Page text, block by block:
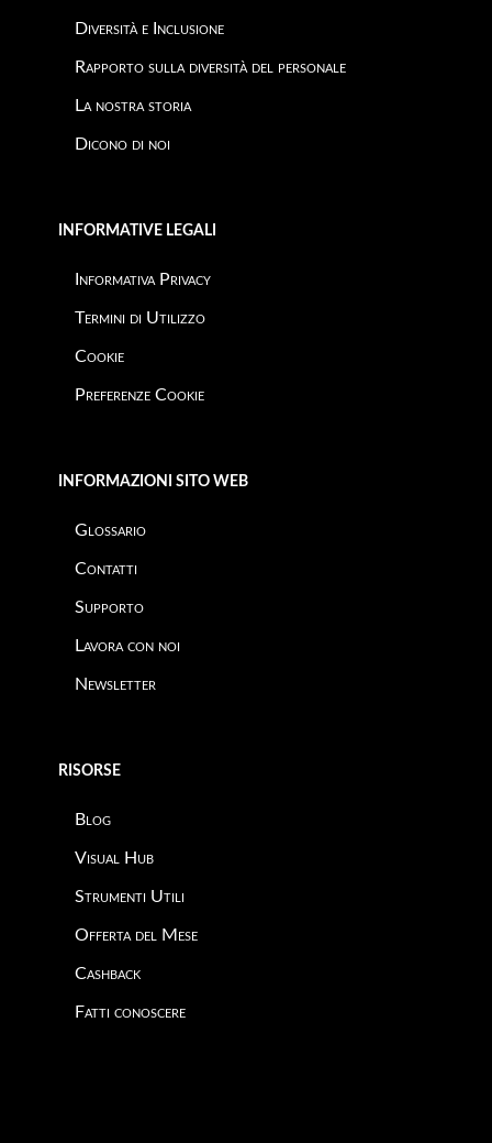
Diversità e Inclusione
Rapporto sulla diversità del personale
La nostra storia
Dicono di noi
INFORMATIVE LEGALI
Informativa Privacy
Termini di Utilizzo
Cookie
Preferenze Cookie
INFORMAZIONI SITO WEB
Glossario
Contatti
Supporto
Lavora con noi
Newsletter
RISORSE
Blog
Visual Hub
Strumenti Utili
Offerta del Mese
Cashback
Fatti conoscere